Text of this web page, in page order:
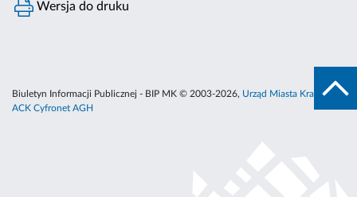
Wersja do druku
Biuletyn Informacji Publicznej - BIP MK © 2003-2026, Urząd Miasta Krakowa
ACK Cyfronet AGH